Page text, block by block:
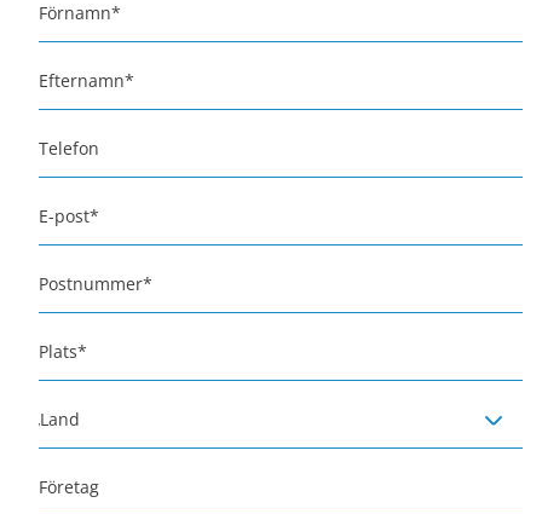
Förnamn*
Efternamn*
Telefon
E-post*
Postnummer*
Plats*
Land
Företag